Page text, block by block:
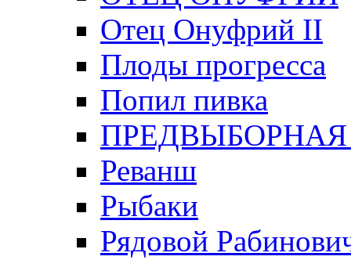
Отец Онуфрий II
Плоды прогресса
Попил пивка
Реванш
Рыбаки
Рядовой